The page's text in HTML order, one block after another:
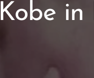
Kobe in